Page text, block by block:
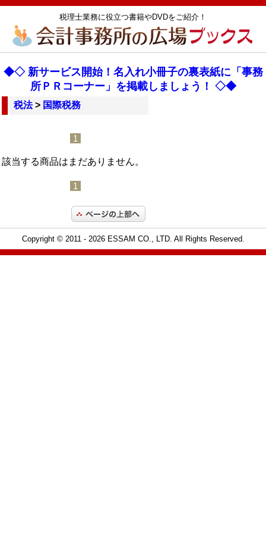
税理士業務に役立つ書籍やDVDをご紹介！
◆◇ 新サービス開始！名入れ小冊子の裏表紙に「事務
所ＰＲコーナー」を掲載しましょう！ ◇◆
税法> 国際税務
1
該当する商品はまだありません。
1
Copyright © 2011 - 2026 ESSAM CO., LTD. All Rights Reserved.